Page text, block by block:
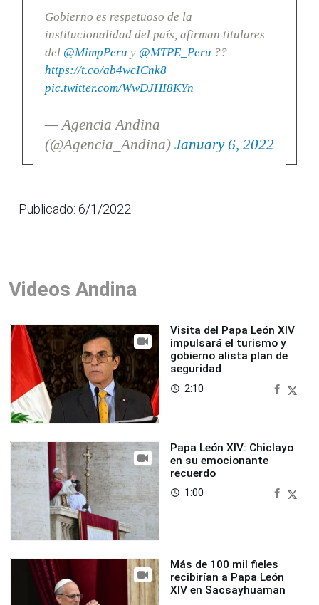
Gobierno es respetuoso de la
institucionalidad del país, afirman titulares
del @MimpPeru y @MTPE_Peru ??
https://t.co/ab4wcICnk8
pic.twitter.com/WwDJHI8KYn
— Agencia Andina
(@Agencia_Andina) January 6, 2022
Publicado: 6/1/2022
Videos Andina
Visita del Papa León XIV
impulsará el turismo y
gobierno alista plan de
seguridad
access_time 2:10
Papa León XIV: Chiclayo
en su emocionante
recuerdo
access_time 1:00
Más de 100 mil fieles
recibirían a Papa León
XIV en Sacsayhuaman